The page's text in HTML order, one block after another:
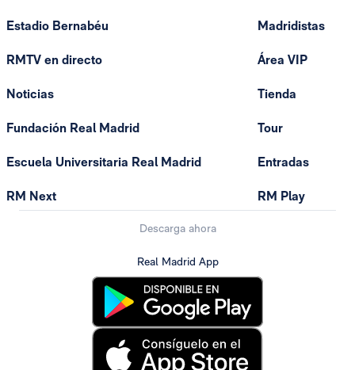
Estadio Bernabéu
RMTV en directo
Noticias
Fundación Real Madrid
Escuela Universitaria Real Madrid
RM Next
Madridistas
Área VIP
Tienda
Tour
Entradas
RM Play
Descarga ahora
Real Madrid App